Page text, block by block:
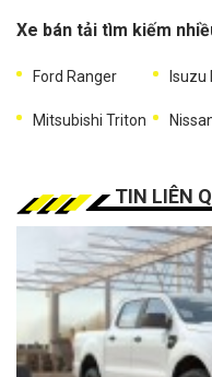
Xe bán tải tìm kiếm
Ford Ranger Isuzu
Mitsubishi Triton
TIN LIÊN